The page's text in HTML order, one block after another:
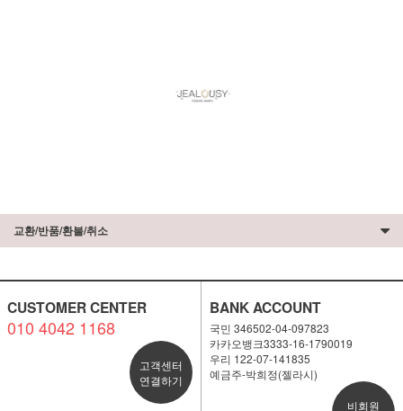
교환/반품/환불/취소
CUSTOMER CENTER
010 4042 1168
고객센터
연결하기
BANK ACCOUNT
국민 346502-04-097823
카카오뱅크3333-16-1790019
우리 122-07-141835
예금주-박희정(젤라시)
비회원